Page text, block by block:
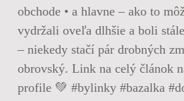
obchode • a hlavne – ako to
vydržali oveľa dlhšie a boli
– niekedy stačí pár drobných
obrovský. Link na celý článok
profile 💚 #bylinky #bazalka